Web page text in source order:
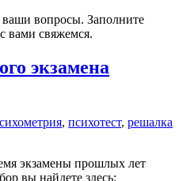
вопросы. Заполните
вами свяжемся.
экзамена
, психотест, решалка
экзамены прошлых лет
вы найдете здесь: